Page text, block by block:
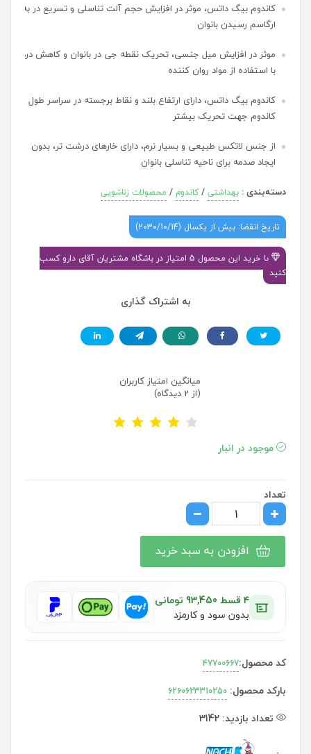
کاندوم بیگ داتس، موثر در افزایش حجم آلت تناسلی و تسریع در به
ارگاسم رسیدن بانوان
موثر در افزایش میل جنسی، تحریک نقطه جی در بانوان و کاهش درد
با استفاده از مواد روان کننده
کاندوم بیگ داتس، دارای ارتفاع بلند و نقاط برجسته در سراسر طول
کاندوم جهت تحریک بیشتر
از جنس لاتکس طبیعی و بسیار نرم، دارای خارهای درشت تر، بدون
ایجاد صدمه برای ناحیه تناسلی بانوان
دسته‌بندی: بهداشتی/کاندوم / محصولات زناشویی
تاریخ انقضا: بیش از یکسال (2030/10/14)
با خرید این محصول 5 امتیاز در باشگاه مشتریان آقای دارو کسب
کنید
به اشتراک گذاری
میانگین امتیاز کاربران
(از 2 دیدگاه)
موجود در انبار
تعداد
افزودن به سبد خرید
۴ قسط 93,450 تومانی
بدون سود و کارمزد
کد محصول:47700667
بارکد محصول: 6260623310250
تعداد بازدید: 3142